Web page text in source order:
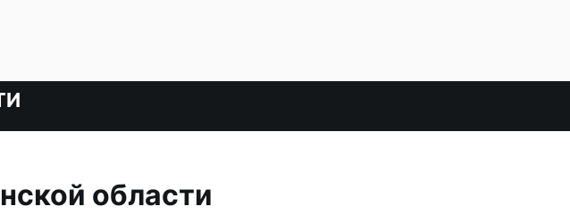
области